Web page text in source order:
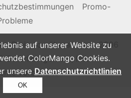
auf unserer Website zu
ColorMango Cookies.
unsere Datenschutzrichtlinien
OK
Promo-
Preis von überall - seit 2006
Inc.
vorbehalten.